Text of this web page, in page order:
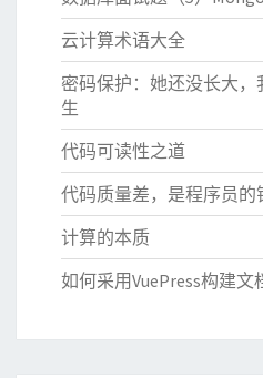
云计算术语大全
密码保护：她还没长大
生
代码可读性之道
代码质量差，是程序员的
计算的本质
如何采用VuePress构建文